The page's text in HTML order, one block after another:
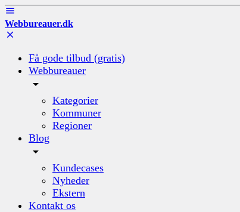
Webbureauer.dk
Få gode tilbud (gratis)
Webbureauer
Kategorier
Kommuner
Regioner
Blog
Kundecases
Nyheder
Ekstern
Kontakt os